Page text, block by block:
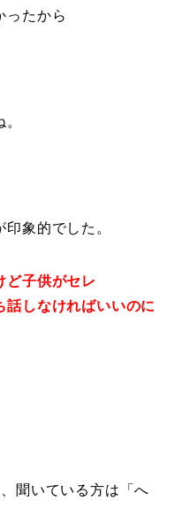
ったから
象的でした。
ど子供がセレ
話しなければいいのに
聞いている方は「へ